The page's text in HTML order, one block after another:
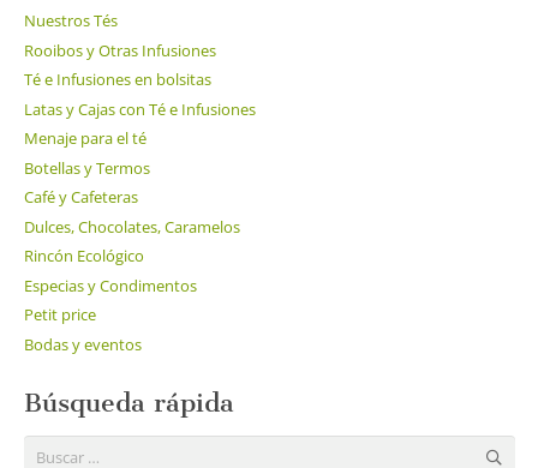
Nuestros Tés
Rooibos y Otras Infusiones
Té e Infusiones en bolsitas
Latas y Cajas con Té e Infusiones
Menaje para el té
Botellas y Termos
Café y Cafeteras
Dulces, Chocolates, Caramelos
Rincón Ecológico
Especias y Condimentos
Petit price
Bodas y eventos
Búsqueda rápida